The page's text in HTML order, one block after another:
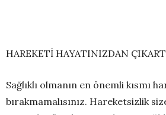
HAREKETİ HAYATINIZDAN
Sağlıklı olmanın en önemli kısmı
bırakmamalısınız. Hareketsizlik